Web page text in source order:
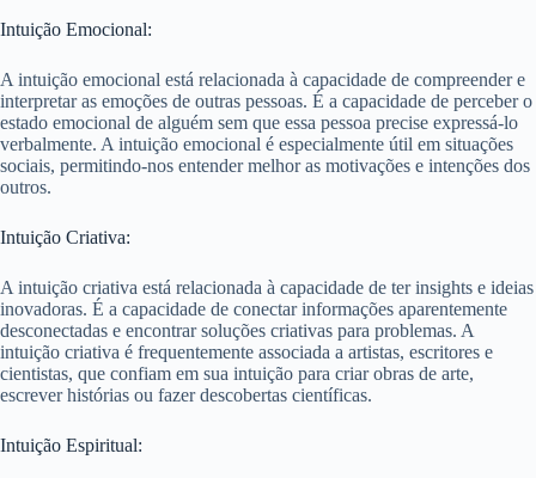
Intuição Emocional:
A intuição emocional está relacionada à capacidade de compreender e
interpretar as emoções de outras pessoas. É a capacidade de perceber o
estado emocional de alguém sem que essa pessoa precise expressá-lo
verbalmente. A intuição emocional é especialmente útil em situações
sociais, permitindo-nos entender melhor as motivações e intenções dos
outros.
Intuição Criativa:
A intuição criativa está relacionada à capacidade de ter insights e ideias
inovadoras. É a capacidade de conectar informações aparentemente
desconectadas e encontrar soluções criativas para problemas. A
intuição criativa é frequentemente associada a artistas, escritores e
cientistas, que confiam em sua intuição para criar obras de arte,
escrever histórias ou fazer descobertas científicas.
Intuição Espiritual: